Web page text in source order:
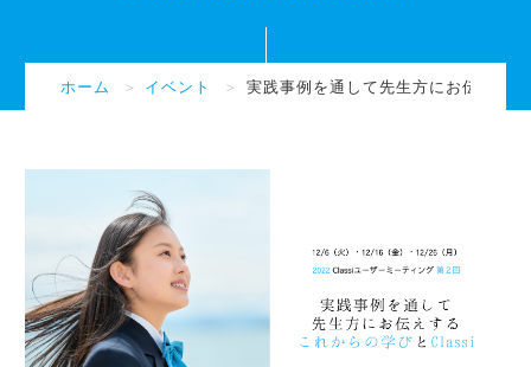
ホーム ＞ イベント ＞ 実践事例を通して先生方にお伝えす